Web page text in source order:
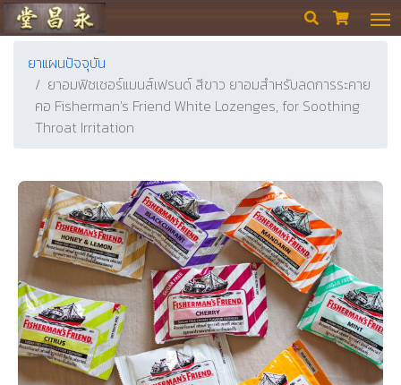
ร้านขายยา ย่งเชียงตึ๊ง  
ยาแผนปัจจุบัน
ยาอมฟิชเชอร์แมนส์เฟรนด์ สีขาว ยาอมสำหรับลดการระคาย
คอ Fisherman's Friend White Lozenges, for Soothing
Throat Irritation